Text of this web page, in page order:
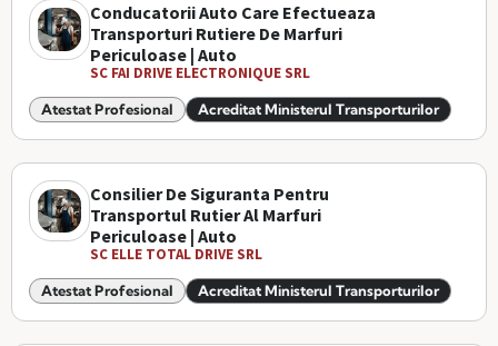
Conducatorii Auto Care Efectueaza
Transporturi Rutiere De Marfuri
Periculoase | Auto
SC FAI DRIVE ELECTRONIQUE SRL
Atestat Profesional Acreditat Ministerul Transporturilor
Consilier De Siguranta Pentru
Transportul Rutier Al Marfuri
Periculoase | Auto
SC ELLE TOTAL DRIVE SRL
Atestat Profesional Acreditat Ministerul Transporturilor